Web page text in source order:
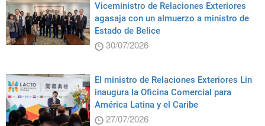
Viceministro de Relaciones Exteriores
agasaja con un almuerzo a ministro de
Estado de Belice
30/07/2026
El ministro de Relaciones Exteriores Lin
inaugura la Oficina Comercial para
América Latina y el Caribe
27/07/2026